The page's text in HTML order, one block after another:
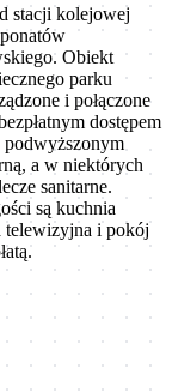
stacji kolejowej
Obiekt
parku
i połączone
dostępem
podwyższonym
a w niektórych
sanitarne.
są kuchnia
telewizyjna i pokój